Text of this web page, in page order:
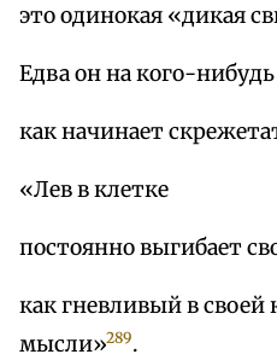
это одинокая «дикая
Едва он на кого-нибудь
как начинает
«Лев в клетке
постоянно выгибает
как гневливый в
мысли»289.